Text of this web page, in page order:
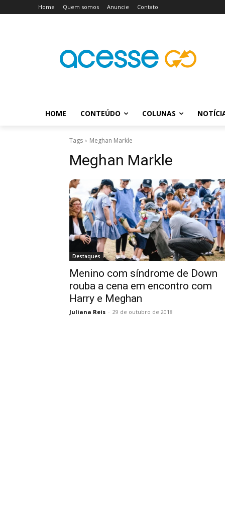
Home Quem somos Anuncie Contato
HOME CONTEÚDO COLUNAS
Tags Meghan Markle
Meghan Markle
Destaques
Menino com síndrome de Down
rouba a cena em encontro com
Harry e Meghan
Juliana Reis - 29 de outubro de 2018